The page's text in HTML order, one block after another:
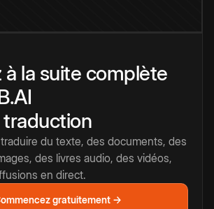
la suite complète
du texte, des documents, des
des livres audio, des vidéos,
en direct.
gratuitement →